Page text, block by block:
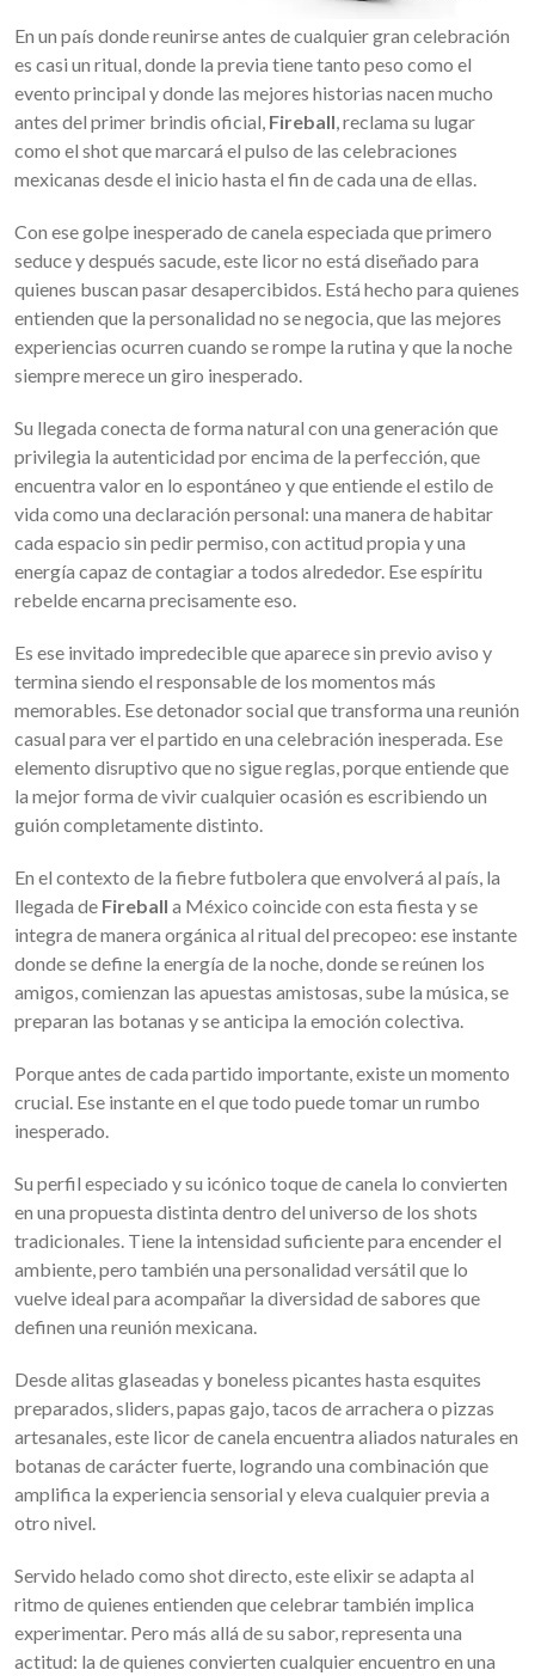
En un país donde reunirse antes de cualquier gran celebración
es casi un ritual, donde la previa tiene tanto peso como el
evento principal y donde las mejores historias nacen mucho
antes del primer brindis oficial, Fireball, reclama su lugar
como el shot que marcará el pulso de las celebraciones
mexicanas desde el inicio hasta el fin de cada una de ellas.
Con ese golpe inesperado de canela especiada que primero
seduce y después sacude, este licor no está diseñado para
quienes buscan pasar desapercibidos. Está hecho para quienes
entienden que la personalidad no se negocia, que las mejores
experiencias ocurren cuando se rompe la rutina y que la noche
siempre merece un giro inesperado.
Su llegada conecta de forma natural con una generación que
privilegia la autenticidad por encima de la perfección, que
encuentra valor en lo espontáneo y que entiende el estilo de
vida como una declaración personal: una manera de habitar
cada espacio sin pedir permiso, con actitud propia y una
energía capaz de contagiar a todos alrededor. Ese espíritu
rebelde encarna precisamente eso.
Es ese invitado impredecible que aparece sin previo aviso y
termina siendo el responsable de los momentos más
memorables. Ese detonador social que transforma una reunión
casual para ver el partido en una celebración inesperada. Ese
elemento disruptivo que no sigue reglas, porque entiende que
la mejor forma de vivir cualquier ocasión es escribiendo un
guión completamente distinto.
En el contexto de la fiebre futbolera que envolverá al país, la
llegada de Fireball a México coincide con esta fiesta y se
integra de manera orgánica al ritual del precopeo: ese instante
donde se define la energía de la noche, donde se reúnen los
amigos, comienzan las apuestas amistosas, sube la música, se
preparan las botanas y se anticipa la emoción colectiva.
Porque antes de cada partido importante, existe un momento
crucial. Ese instante en el que todo puede tomar un rumbo
inesperado.
Su perfil especiado y su icónico toque de canela lo convierten
en una propuesta distinta dentro del universo de los shots
tradicionales. Tiene la intensidad suficiente para encender el
ambiente, pero también una personalidad versátil que lo
vuelve ideal para acompañar la diversidad de sabores que
definen una reunión mexicana.
Desde alitas glaseadas y boneless picantes hasta esquites
preparados, sliders, papas gajo, tacos de arrachera o pizzas
artesanales, este licor de canela encuentra aliados naturales en
botanas de carácter fuerte, logrando una combinación que
amplifica la experiencia sensorial y eleva cualquier previa a
otro nivel.
Servido helado como shot directo, este elixir se adapta al
ritmo de quienes entienden que celebrar también implica
experimentar. Pero más allá de su sabor, representa una
actitud: la de quienes convierten cualquier encuentro en una